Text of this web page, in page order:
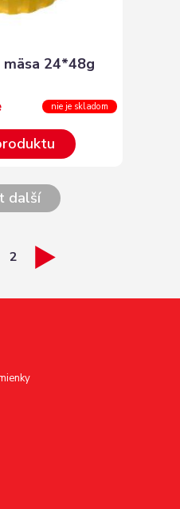
24*48g
nie je skladom
další
2